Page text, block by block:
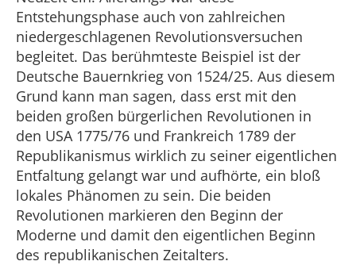
Entstehungsphase auch von zahlreichen
niedergeschlagenen Revolutionsversuchen
begleitet. Das berühmteste Beispiel ist der
Deutsche Bauernkrieg von 1524/25. Aus diesem
Grund kann man sagen, dass erst mit den
beiden großen bürgerlichen Revolutionen in
den USA 1775/76 und Frankreich 1789 der
Republikanismus wirklich zu seiner eigentlichen
Entfaltung gelangt war und aufhörte, ein bloß
lokales Phänomen zu sein. Die beiden
Revolutionen markieren den Beginn der
Moderne und damit den eigentlichen Beginn
des republikanischen Zeitalters.